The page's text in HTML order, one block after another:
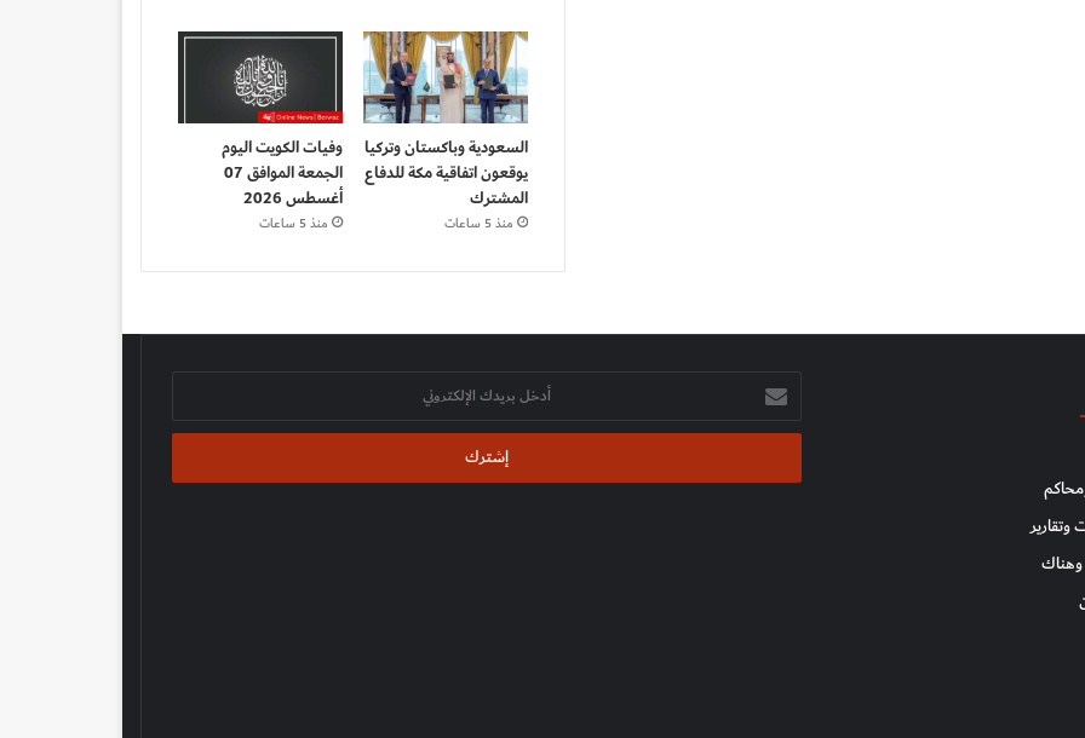
السعودية وباكستان وتركيا
يوقعون اتفاقية مكة للدفاع
المشترك
منذ 5 ساعات
وفيات الكويت اليوم
الجمعة الموافق 07
أغسطس 2026
منذ 5 ساعات
وتقارير
أدخل
بريدك
الإلكتروني